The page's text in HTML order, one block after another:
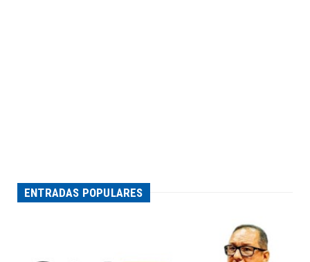
ENTRADAS POPULARES